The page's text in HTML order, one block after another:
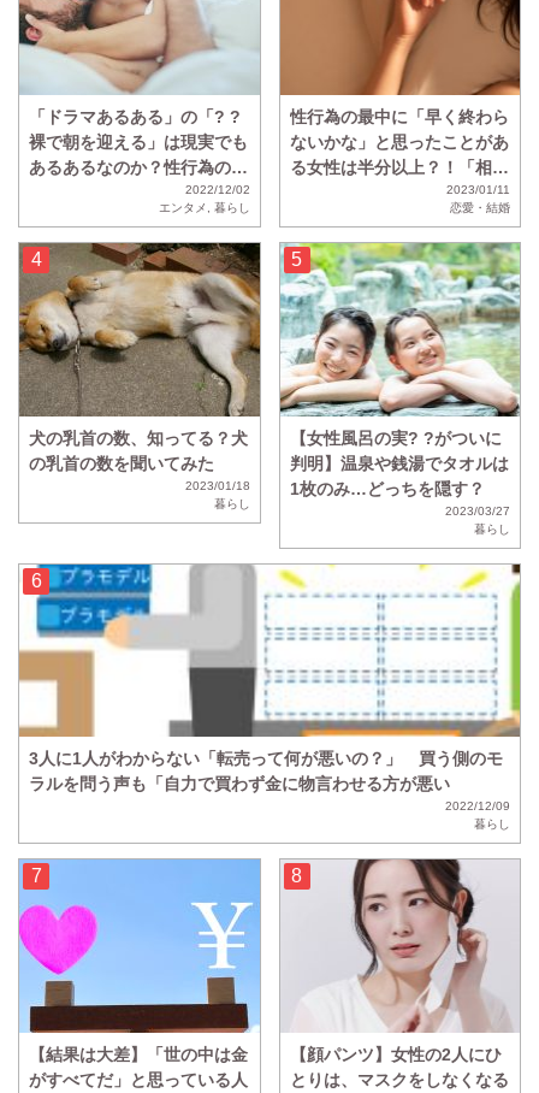
「ドラマあるある」の「? ?
裸で朝を迎える」は現実でも
あるあるなのか？性行為のあ
と「? ?裸で寝る」と回答し
た人の割合は・・・？
2022/12/02
エンタメ , 暮らし
性行為の最中に「早く終わら
ないかな」と思ったことがあ
る女性は半分以上？！「相性
が悪すぎてひたすら虚無の時
2023/01/11
恋愛・結婚
犬の乳首の数、知ってる？犬
の乳首の数を聞いてみた
2023/01/18
暮らし
【女性風呂の実? ?がついに
判明】温泉や銭湯でタオルは
1枚のみ…どっちを隠す？
2023/03/27
暮らし
3人に1人がわからない「転売って何が悪いの？」 買う側のモ
ラルを問う声も「自力で買わず金に物言わせる方が悪い
2022/12/09
暮らし
【結果は大差】「世の中は金
がすべてだ」と思っている人
【顔パンツ】女性の2人にひ
とりは、マスクをしなくなる